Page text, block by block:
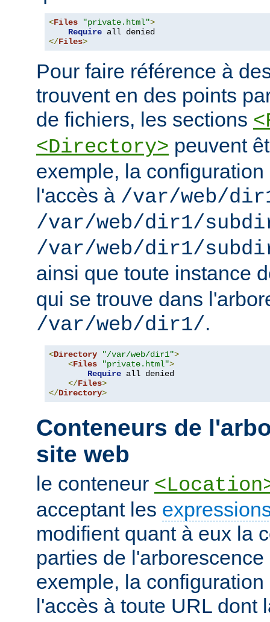
<Files "private.html">
Require
</Files>
Pour faire référence à
trouvent en des points
de fichiers, les sections
<Directory> peuvent
exemple, la
l'accès à /var/web/
/var/web/dir1/
/var/web/dir1/
ainsi que toute instance
qui se trouve dans
/var/web/dir1/.
<Directory "/var/web/dir1">
<Files "private.html">
Require all denied
</Files>
</Directory>
Conteneurs de
site web
le conteneur
acceptant les
modifient quant à eux la
parties de
exemple, la
l'accès à toute URL dont